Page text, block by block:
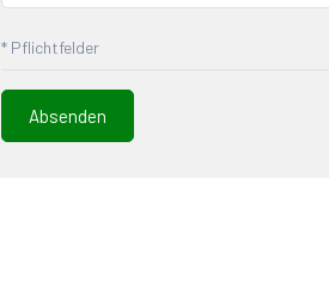
* Pflichtfelder